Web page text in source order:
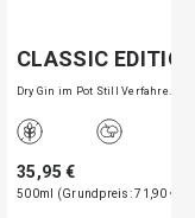
CLASSIC
Dry Gin im Pot Still Verfahre…
35,95 €
500ml (Grundpreis: 71,90 €